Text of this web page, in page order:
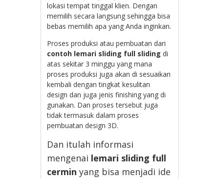
lokasi tempat tinggal klien. Dengan
memilih secara langsung sehingga bisa
bebas memilih apa yang Anda inginkan.
Proses produksi atau pembuatan dari
contoh lemari sliding full sliding di
atas sekitar 3 minggu yang mana
proses produksi juga akan di sesuaikan
kembali dengan tingkat kesulitan
design dan juga jenis finishing yang di
gunakan. Dan proses tersebut juga
tidak termasuk dalam proses
pembuatan design 3D.
Dan itulah informasi
mengenai lemari sliding full
cermin yang bisa menjadi ide